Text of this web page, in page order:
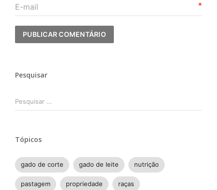
*
Pesquisar
por:
Tópicos
gado de corte gado de leite nutrição
pastagem propriedade raças